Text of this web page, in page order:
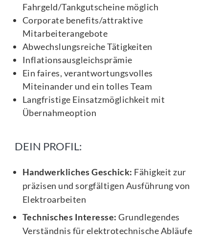
Fahrgeld/Tankgutscheine möglich
Corporate benefits/attraktive
Mitarbeiterangebote
Abwechslungsreiche Tätigkeiten
Inflationsausgleichsprämie
Ein faires, verantwortungsvolles
Miteinander und ein tolles Team
Langfristige Einsatzmöglichkeit mit
Übernahmeoption
DEIN PROFIL:
Handwerkliches Geschick: Fähigkeit zur
präzisen und sorgfältigen Ausführung von
Elektroarbeiten
Technisches Interesse: Grundlegendes
Verständnis für elektrotechnische Abläufe